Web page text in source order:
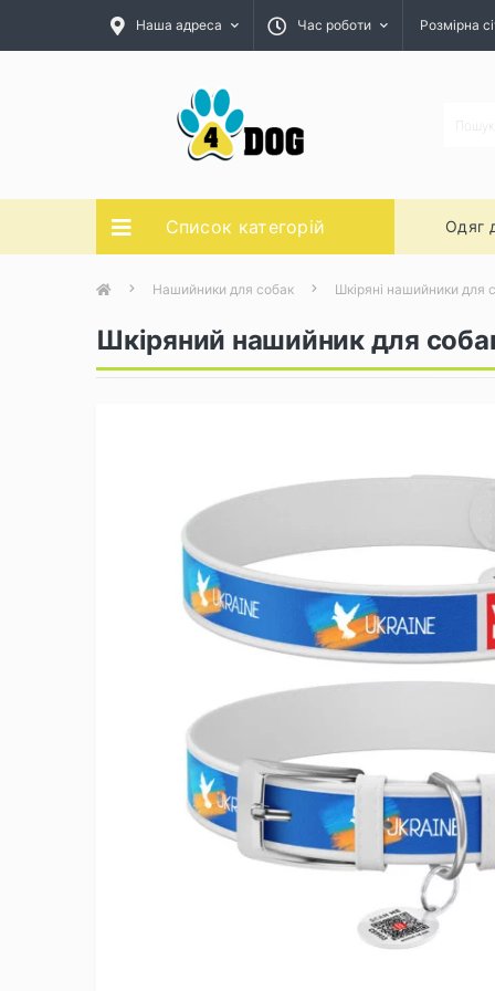
Наша адреса Час роботи Розмірна
Список категорій Одяг
Нашийники для собак Шкіряні нашийники для
Шкіряний нашийник для